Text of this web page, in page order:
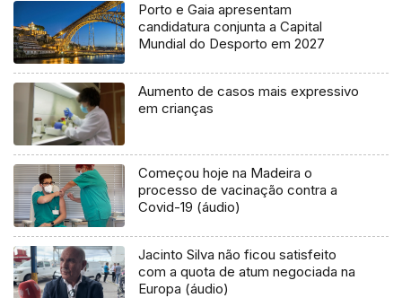
Porto e Gaia apresentam
candidatura conjunta a Capital
Mundial do Desporto em 2027
Aumento de casos mais expressivo
em crianças
Começou hoje na Madeira o
processo de vacinação contra a
Covid-19 (áudio)
Jacinto Silva não ficou satisfeito
com a quota de atum negociada na
Europa (áudio)